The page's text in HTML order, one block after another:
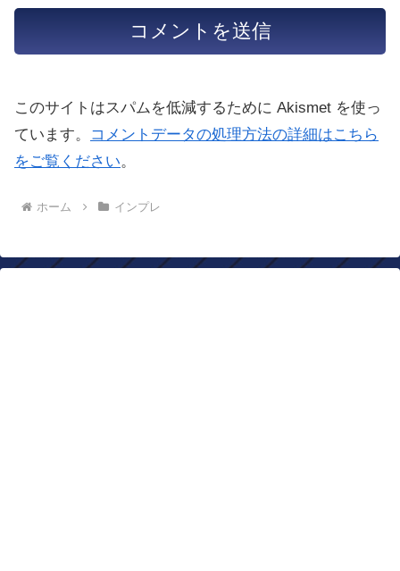
このサイトはスパムを低減するために Akismet を使っ
ています。
コメントデータの処理方法の詳細はこちら
をご覧ください。
ホーム インプレ